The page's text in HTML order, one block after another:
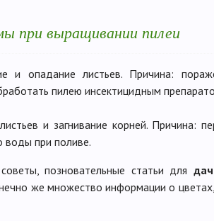
при выращивании пилеи
и опадание листьев. Причина:
пилею инсектицидным
и загнивание корней. Причина:
воды при поливе.
позновательные статьи для
же множество информации о цветах,